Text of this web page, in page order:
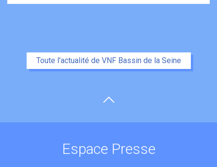
Toute l'actualité de VNF Bassin de la Seine
Espace Presse